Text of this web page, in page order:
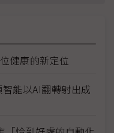
健康的新定位
能以AI翻轉射出成